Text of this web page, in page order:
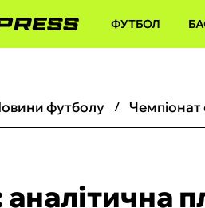
ФУТБОЛ
новини футболу